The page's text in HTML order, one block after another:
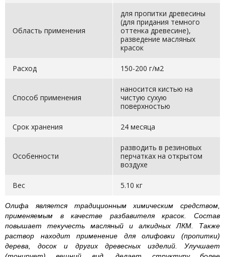
Область применения
для пропитки древесины
(для придания темного
оттенка древесине),
разведение масляных
красок
Расход 150-200 г/м2
Способ применения
наносится кистью на
чистую сухую
поверхностью
Срок хранения 24 месяца
Особенности
разводить в резиновых
перчатках на открытом
воздухе
Вес 5.10 кг
Олифа является традиционным химическим средством,
применяемым в качестве разбавителя красок. Состав
повышает текучесть масляный и алкидных ЛКМ. Также
раствор находит применение для олифовки (пропитки)
дерева, досок и других древесных изделий. Улучшает